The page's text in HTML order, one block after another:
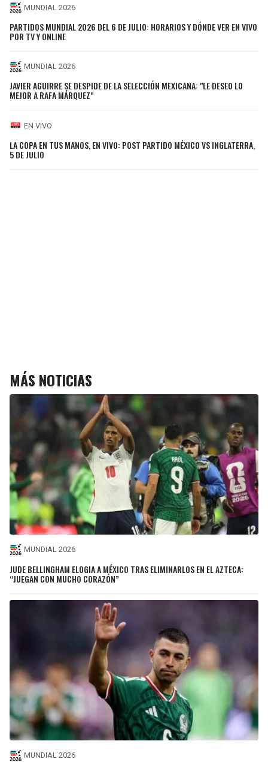
MUNDIAL 2026
PARTIDOS MUNDIAL 2026 DEL 6 DE JULIO: HORARIOS Y DÓNDE VER EN VIVO
POR TV Y ONLINE
MUNDIAL 2026
JAVIER AGUIRRE SE DESPIDE DE LA SELECCIÓN MEXICANA: "LE DESEO LO
MEJOR A RAFA MÁRQUEZ"
EN VIVO
LA COPA EN TUS MANOS, EN VIVO: POST PARTIDO MÉXICO VS INGLATERRA,
5 DE JULIO
MÁS NOTICIAS
MUNDIAL 2026
JUDE BELLINGHAM ELOGIA A MÉXICO TRAS ELIMINARLOS EN EL AZTECA:
“JUEGAN CON MUCHO CORAZÓN”
MUNDIAL 2026